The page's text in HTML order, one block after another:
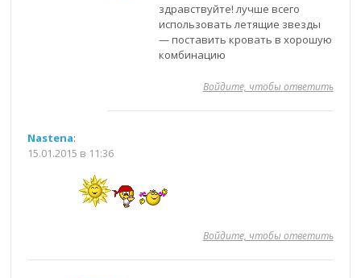
здравствуйте! лучше всего
использовать летящие звезды
— поставить кровать в хорошую
комбинацию
Войдите, чтобы ответить
Nastena:
15.01.2015 в 11:36
Войдите, чтобы ответить